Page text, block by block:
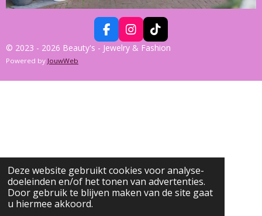
Deze website gebruikt cookies voor analyse-
doeleinden en/of het tonen van advertenties.
Door gebruik te blijven maken van de site gaat
u hiermee akkoord.
F
A
B
I
N
A
T
I
O
© 2023 - 2026 Beauty's - Jewelry & Fashion
Powered by JouwWeb